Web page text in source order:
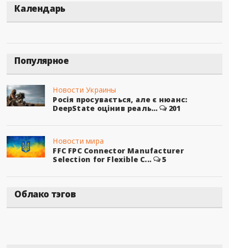
Календарь
Популярное
Новости Украины
Росія просувається, але є нюанс:
DeepState оцінив реаль...
201
Новости мира
FFC FPC Connector Manufacturer
Selection for Flexible C...
5
Облако тэгов